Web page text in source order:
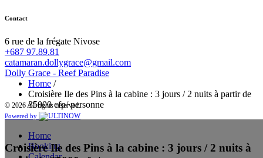
Home /
Croisière Ile des Pins à la cabine : 3 jours / 2 nuits à partir de
35000 cfp/ personne
Croisière Ile des Pins à la cabine : 3 jours / 2 nuits à
Contact
6 rue de la frégate Nivose
+687 97.89.81
catamaran.dollygrace@gmail.com
Dolly Grace - Reef Paradise
© 2026 All rights reserved.
Powered by
Home
Booking